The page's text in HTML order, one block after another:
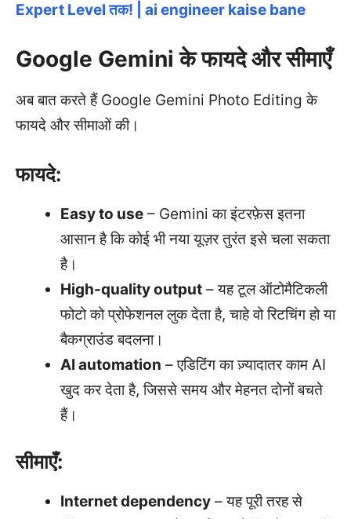
Expert Level तक! | ai engineer kaise bane
Google Gemini के फायदे और सीमाएँ
अब बात करते हैं Google Gemini Photo Editing के
फायदे और सीमाओं की।
फायदे:
Easy to use – Gemini का इंटरफ़ेस इतना
आसान है कि कोई भी नया यूज़र तुरंत इसे चला सकता
है।
High-quality output – यह टूल ऑटोमैटिकली
फोटो को प्रोफेशनल लुक देता है, चाहे वो रिटचिंग हो या
बैकग्राउंड बदलना।
AI automation – एडिटिंग का ज़्यादातर काम AI
खुद कर देता है, जिससे समय और मेहनत दोनों बचते
हैं।
सीमाएँ:
Internet dependency – यह पूरी तरह से